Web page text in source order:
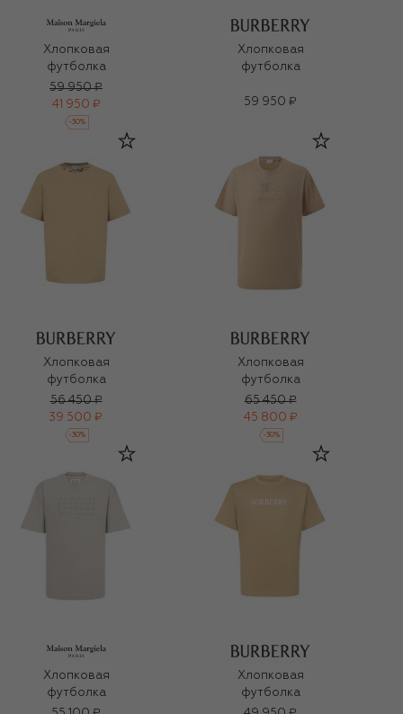
Хлопковая
футболка
59 950 ₽
41 950 ₽
-30%
Хлопковая
футболка
59 950 ₽
Хлопковая
футболка
56 450 ₽
39 500 ₽
-30%
Хлопковая
футболка
65 450 ₽
45 800 ₽
-30%
Хлопковая
футболка
Хлопковая
футболка